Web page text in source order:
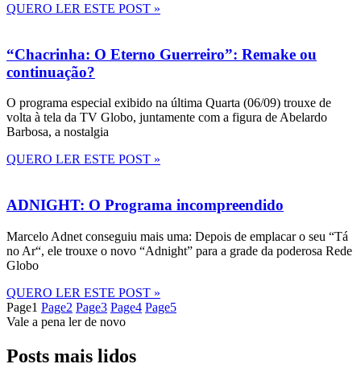
QUERO LER ESTE POST »
“Chacrinha: O Eterno Guerreiro”: Remake ou
continuação?
O programa especial exibido na última Quarta (06/09) trouxe de
volta à tela da TV Globo, juntamente com a figura de Abelardo
Barbosa, a nostalgia
QUERO LER ESTE POST »
ADNIGHT: O Programa incompreendido
Marcelo Adnet conseguiu mais uma: Depois de emplacar o seu “Tá
no Ar“, ele trouxe o novo “Adnight” para a grade da poderosa Rede
Globo
QUERO LER ESTE POST »
Page1 Page2 Page3 Page4 Page5
Vale a pena ler de novo
Posts mais lidos